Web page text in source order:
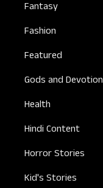
Fantasy
Fashion
Featured
Gods and Devotion
Health
Hindi Content
Horror Stories
Kid's Stories